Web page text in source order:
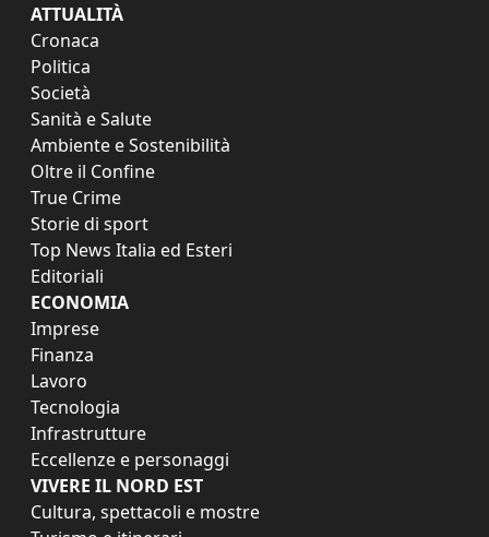
ATTUALITÀ
Cronaca
Politica
Società
Sanità e Salute
Ambiente e Sostenibilità
Oltre il Confine
True Crime
Storie di sport
Top News Italia ed Esteri
Editoriali
ECONOMIA
Imprese
Finanza
Lavoro
Tecnologia
Infrastrutture
Eccellenze e personaggi
VIVERE IL NORD EST
Cultura, spettacoli e mostre